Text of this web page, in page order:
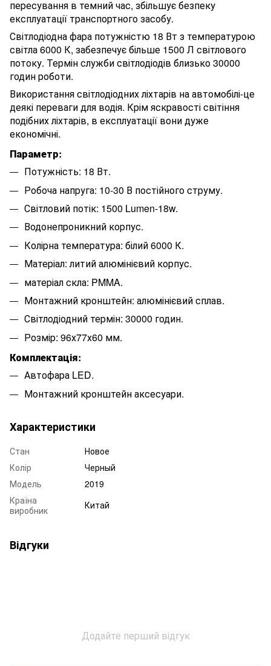
пересування в темний час, збільшує безпеку
експлуатації транспортного засобу.
Світлодіодна фара потужністю 18 Вт з температурою
світла 6000 К, забезпечує більше 1500 Л світлового
потоку. Термін служби світлодіодів близько 30000
годин роботи.
Використання світлодіодних ліхтарів на автомобілі-це
деякі переваги для водія. Крім яскравості світіння
подібних ліхтарів, в експлуатації вони дуже
економічні.
Параметр:
Потужність: 18 Вт.
Робоча напруга: 10-30 В постійного струму.
Світловий потік: 1500 Lumen-18w.
Водонепроникний корпус.
Колірна температура: білий 6000 К.
Матеріал: литий алюмінієвий корпус.
матеріал скла: PMMA.
Монтажний кронштейн: алюмінієвий сплав.
Світлодіодний термін: 30000 годин.
Розмір: 96х77х60 мм.
Комплектація:
Автофара LED.
Монтажний кронштейн аксесуари.
Характеристики
Стан
Новое
Колір
Черный
Модель
2019
Країна
виробник
Китай
Відгуки
Додайте перший відгук